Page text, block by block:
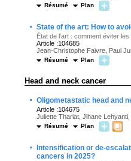
Résumé Plan
· State of the art: How to
État de l’art : comment éviter
Article :104685
Jean-Christophe Faivre, Paul
Résumé Plan
Head and neck cancer
· Oligometastatic head and
Article :104675
Juliette Thariat, Jihane
Résumé Plan
·
Intensification or de-
cancers in 2025?